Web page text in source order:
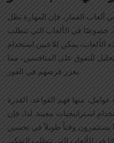
ألعاب القمار، فإن المهارة تظل
خصوصًا في الألعاب التي تتطلب
الألعاب، يمكن للاعبين استخدام
للتفوق على المنافسين، مما
يعزز فرصهم في الفوز.
منها فهم القواعد، القدرة
استراتيجيات معينة. لذا، فإن
يستثمرون وقتاً طويلاً في تحسين
في الألعاب التي تتطلب التفكير